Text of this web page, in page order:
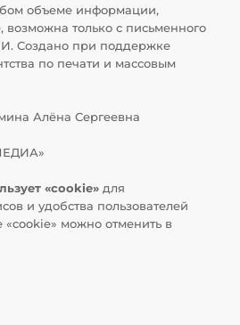
объеме информации,
только с письменного
Создано при поддержке
по печати и массовым
Алёна Сергеевна
«cookie» для
и удобства пользователей
«cookie» можно отменить в